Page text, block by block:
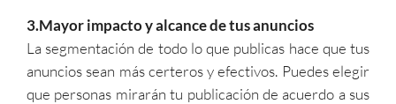
3.Mayor impacto y alcance de tus anuncios
La segmentación de todo lo que publicas hace que tus
anuncios sean más certeros y efectivos. Puedes elegir
que personas mirarán tu publicación de acuerdo a sus